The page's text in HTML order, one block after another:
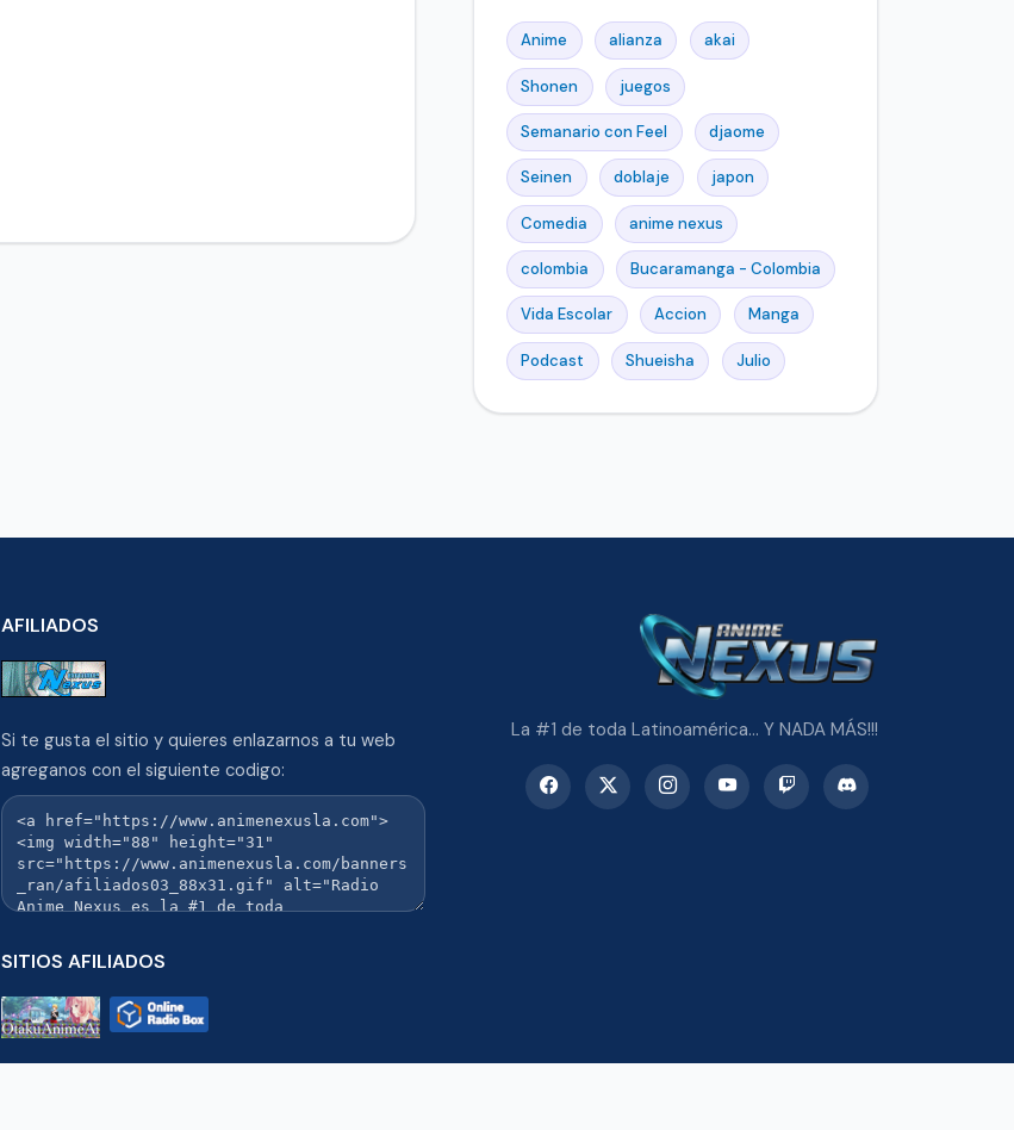
Anime alianza akai
Shonen juegos
Semanario con Feel djaome
Seinen doblaje japon
Comedia anime nexus
colombia Bucaramanga - Colombia
Vida Escolar Accion Manga
Podcast Shueisha Julio
AFILIADOS
Si te gusta el sitio y quieres enlazarnos a tu web
agreganos con el siguiente codigo:
SITIOS AFILIADOS
La #1 de toda Latinoamérica... Y NADA MÁS!!!